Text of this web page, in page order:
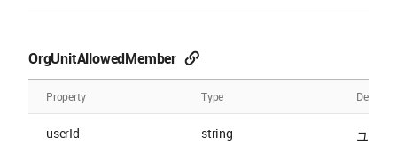
OrgUnitAllowedMember
Property Type
userId string ユーザ